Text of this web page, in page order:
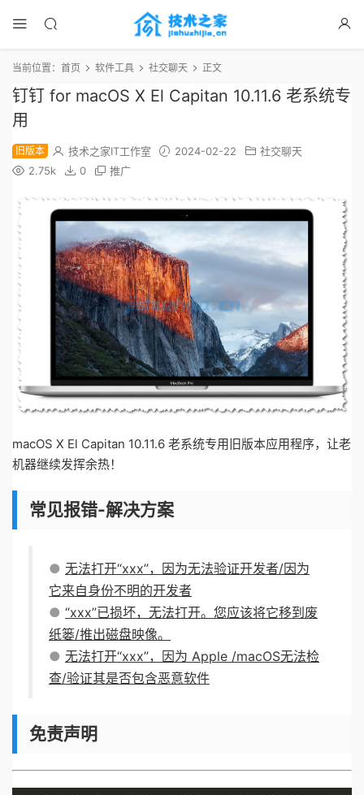
当前位置： 首页 软件工具 社交聊天 正文
钉钉 for macOS X El Capitan 10.11.6 老系统专
用
旧版本 技术之家IT工作室 2024-02-22
社交聊天
2.75k
0 推广
macOS X El Capitan 10.11.6 老系统专用旧版本应用程序，让老
机器继续发挥余热！
常见报错-解决方案
● 无法打开“xxx”，因为无法验证开发者/因为
它来自身份不明的开发者
● “xxx”已损坏，无法打开。您应该将它移到废
纸篓/推出磁盘映像。
● 无法打开“xxx”，因为 Apple /macOS无法检
查/验证其是否包含恶意软件
免责声明